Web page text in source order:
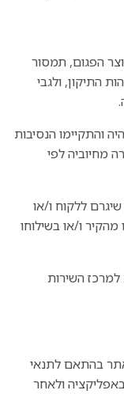
הפגום, תמסור
התיקון, ולגבי
7.5 ו-8.5 לעיל, היה והתקיימו הנסיבות
פטורה מחיוביה לפי
ללקוח ו/או
מהקיר ו/או בשילוחו
השירות
בהתאם לתנאי
ולאחר